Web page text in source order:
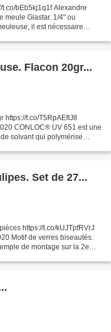
t.co/bEb5kj1q1f Alexandre
meule Glastar. 1/4" ou
il est nécessaire
Flacon 20gr...
https://t.co/T5RpAEfIJ8
CONLOC® UV 651 est une
solvant qui polymérise
Set de 27...
https://t.co/kUJTpfRVrJ
Motif de verres biseautés.
de montage sur la 2e